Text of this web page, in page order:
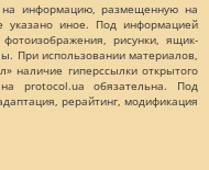
на информацию, размещенную на
указано иное. Под информацией
рисунки, ящик-
При использовании материалов,
наличие гиперссылки открытого
protocol.ua обязательна. Под
рерайтинг, модификация